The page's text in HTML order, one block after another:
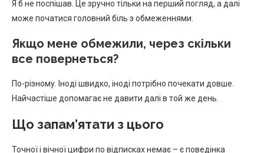
Я б не поспішав. Це зручно тільки на перший погляд, а далі
може початися головний біль з обмеженнями.
Якщо мене обмежили, через скільки
все повернеться?
По-різному. Іноді швидко, іноді потрібно почекати довше.
Найчастіше допомагає не давити далі в той же день.
Що запам’ятати з цього
Точної і вічної цифри по відписках немає – є поведінка